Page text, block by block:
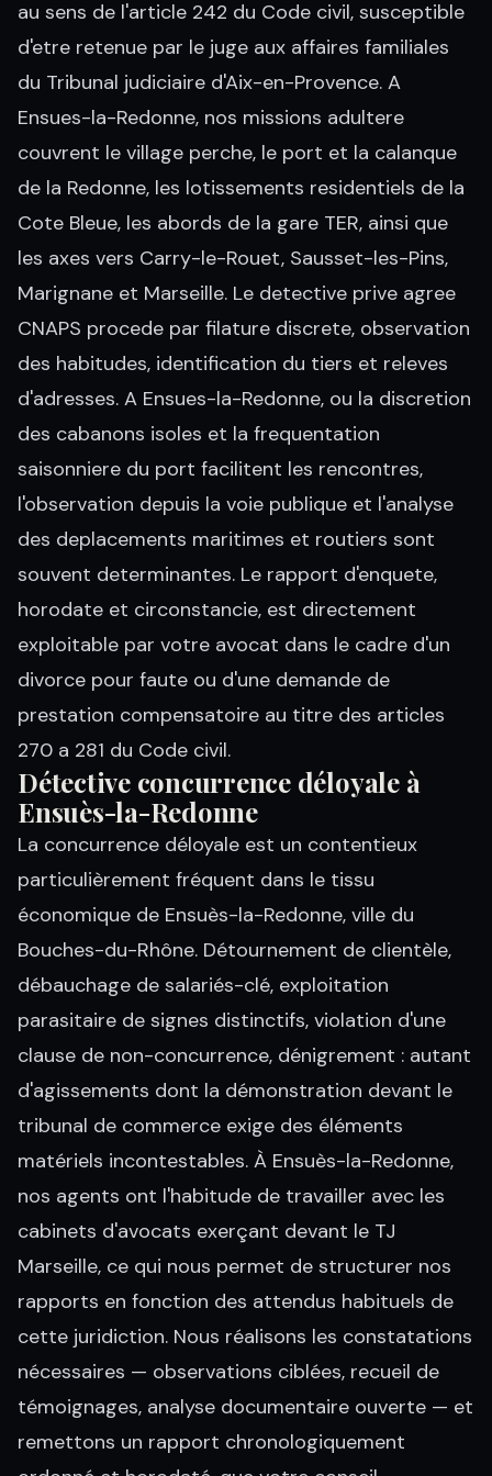
au sens de l'article 242 du Code civil, susceptible
d'etre retenue par le juge aux affaires familiales
du Tribunal judiciaire d'Aix-en-Provence. A
Ensues-la-Redonne, nos missions adultere
couvrent le village perche, le port et la calanque
de la Redonne, les lotissements residentiels de la
Cote Bleue, les abords de la gare TER, ainsi que
les axes vers Carry-le-Rouet, Sausset-les-Pins,
Marignane et Marseille. Le detective prive agree
CNAPS procede par filature discrete, observation
des habitudes, identification du tiers et releves
d'adresses. A Ensues-la-Redonne, ou la discretion
des cabanons isoles et la frequentation
saisonniere du port facilitent les rencontres,
l'observation depuis la voie publique et l'analyse
des deplacements maritimes et routiers sont
souvent determinantes. Le rapport d'enquete,
horodate et circonstancie, est directement
exploitable par votre avocat dans le cadre d'un
divorce pour faute ou d'une demande de
prestation compensatoire au titre des articles
270 a 281 du Code civil.
Détective concurrence déloyale à
Ensuès-la-Redonne
La concurrence déloyale est un contentieux
particulièrement fréquent dans le tissu
économique de Ensuès-la-Redonne, ville du
Bouches-du-Rhône. Détournement de clientèle,
débauchage de salariés-clé, exploitation
parasitaire de signes distinctifs, violation d'une
clause de non-concurrence, dénigrement : autant
d'agissements dont la démonstration devant le
tribunal de commerce exige des éléments
matériels incontestables. À Ensuès-la-Redonne,
nos agents ont l'habitude de travailler avec les
cabinets d'avocats exerçant devant le TJ
Marseille, ce qui nous permet de structurer nos
rapports en fonction des attendus habituels de
cette juridiction. Nous réalisons les constatations
nécessaires — observations ciblées, recueil de
témoignages, analyse documentaire ouverte — et
remettons un rapport chronologiquement